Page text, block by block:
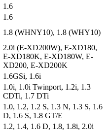
1.6
1.6
1.8 (WHNY10), 1.8 (WHY10)
2.0i (E-XD200W), E-XD180,
E-XD180K, E-XD180W, E-
XD200, E-XD200K
1.6GSi, 1.6i
1.0i, 1.0i Twinport, 1.2i, 1.3
CDTi, 1.7 DTi
1.0, 1.2, 1.2 S, 1.3 N, 1.3 S, 1.6
D, 1.6 S, 1.8 GT/E
1.2, 1.4, 1.6 D, 1.8, 1.8i, 2.0i